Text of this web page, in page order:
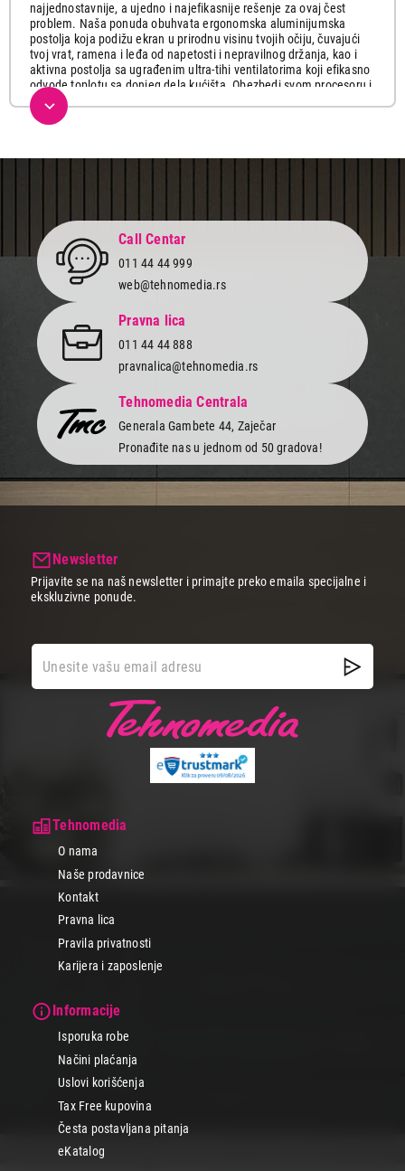
najjednostavnije, a ujedno i najefikasnije rešenje za ovaj čest
problem. Naša ponuda obuhvata ergonomska aluminijumska
postolja koja podižu ekran u prirodnu visinu tvojih očiju, čuvajući
tvoj vrat, ramena i leđa od napetosti i nepravilnog držanja, kao i
aktivna postolja sa ugrađenim ultra-tihi ventilatorima koji efikasno
odvode toplotu sa donjeg dela kućišta. Obezbedi svom procesoru i
grafičkoj kartici optimalne uslove za rad čak i tokom najzahtevnijih
zadataka, renderovanja ili intenzivnih gejming sesija.
održava niske temperature unutar kućišta, već direktno sprečava
fabričkom kapacitetu bez neprijatne buke i pregrevanja u krilu ili
na stolu. Podesive visine i nagibi omogućavaju ti da lako
prilagodiš položaj tastature za maksimalno udobno kucanje tokom
dugih radnih sati.
Call Centar
011 44 44 999
web@tehnomedia.rs
Pravna lica
011 44 44 888
pravnalica@tehnomedia.rs
Tehnomedia Centrala
Generala Gambete 44, Zaječar
Pronađite nas u jednom od 50 gradova!
Tehnomedia
O nama
Naše prodavnice
Kontakt
Pravna lica
Pravila privatnosti
Karijera i zaposlenje
Informacije
Isporuka robe
Načini plaćanja
Uslovi korišćenja
Tax Free kupovina
Česta postavljana pitanja
eKatalog
Newsletter
Prijavite se na naš newsletter i primajte preko emaila specijalne i
ekskluzivne ponude.